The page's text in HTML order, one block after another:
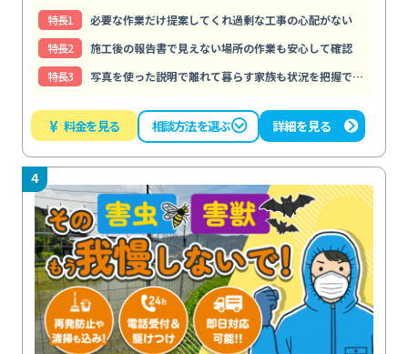
特⻑1
必要な作業だけ提案してくれ過剰な工事の心配がない
特⻑2
施工後の報告書で見えない場所の作業も安心して確認
特⻑3
写真を使った説明で離れて暮らす家族も状況を把握できる
¥ 料金を見る 相談方法を選ぶ 詳細を見る
4